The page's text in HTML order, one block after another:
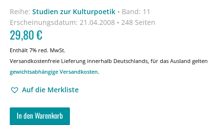
Reihe: Studien zur Kulturpoetik • Band: 11
Erscheinungsdatum: 21.04.2008 • 248 Seiten
29,80€
Enthält 7% red. MwSt.
Versandkostenfreie Lieferung innerhalb Deutschlands, für das Ausland gelten
gewichtsabhängige Versandkosten.
Auf die Merkliste
In den Warenkorb